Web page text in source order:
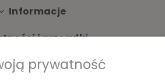
Informacje
i przesyłki
Moje konto
prywatność